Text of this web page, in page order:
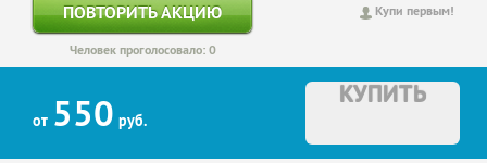
Купи первым!
ПОВТОРИТЬ АКЦИЮ
Человек проголосовало: 0
от 550 руб.
КУПИТЬ